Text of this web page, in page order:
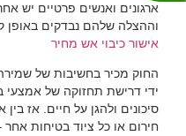
ארגונים ואנשים פרטיים יש
וההצלה שלהם נבדקים באופן
אישור כיבוי אש מחיר
החוק מכיר בחשיבות של
ידי דרישת תחזוקה של
סיכונים ולהגן על חיים. אז
חירום או כל ציוד בטיחות אחר